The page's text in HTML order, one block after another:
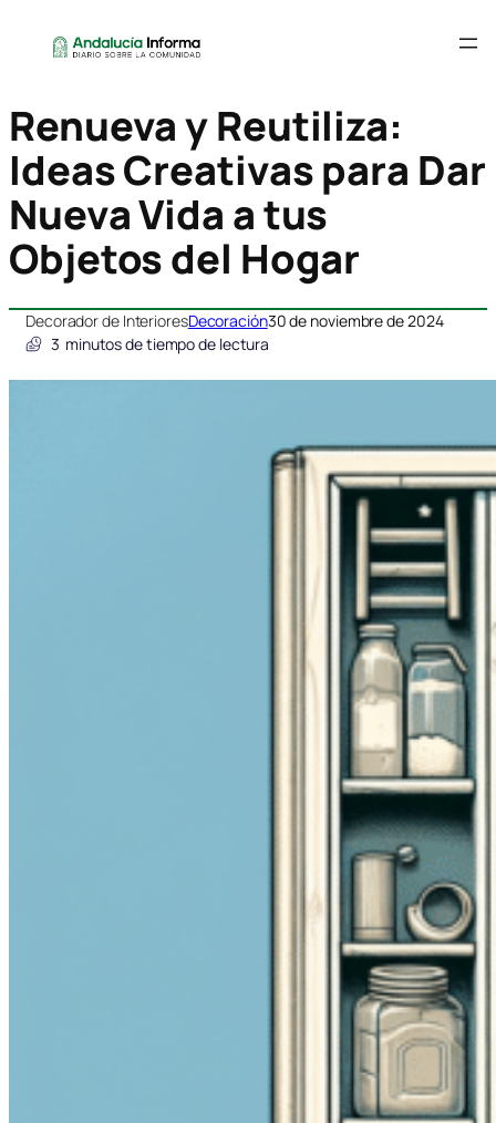
Renueva y Reutiliza:
Ideas Creativas para Dar
Nueva Vida a tus
Objetos del Hogar
Decorador de InterioresDecoración30 de noviembre de 2024
3 minutos de tiempo de lectura